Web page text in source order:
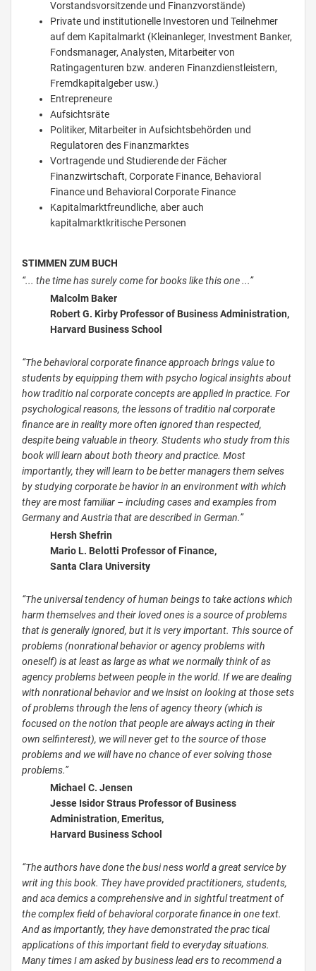
Vorstandsvorsitzende und Finanzvorstände)
Private und institutionelle Investoren und Teilnehmer
auf dem Kapitalmarkt (Kleinanleger, Investment Banker,
Fondsmanager, Analysten, Mitarbeiter von
Ratingagenturen bzw. anderen Finanzdienstleistern,
Fremdkapitalgeber usw.)
Entrepreneure
Aufsichtsräte
Politiker, Mitarbeiter in Aufsichtsbehörden und
Regulatoren des Finanzmarktes
Vortragende und Studierende der Fächer
Finanzwirtschaft, Corporate Finance, Behavioral
Finance und Behavioral Corporate Finance
Kapitalmarktfreundliche, aber auch
kapitalmarktkritische Personen
STIMMEN ZUM BUCH
“... the time has surely come for books like this one ...”
Malcolm Baker
Robert G. Kirby Professor of Business Administration,
Harvard Business School
“The behavioral corporate finance approach brings value to
students by equipping them with psycho­ logical insights about
how traditio­ nal corporate concepts are applied in practice. For
psychological reasons, the lessons of traditio­ nal corporate
finance are in reality more often ignored than respected,
despite being valuable in theory. Students who study from this
book will learn about both theory and practice. Most
importantly, they will learn to be better managers them­ selves
by studying corporate be­ havior in an environment with which
they are most familiar – including cases and examples from
Germany and Austria that are described in German.”
Hersh Shefrin
Mario L. Belotti Professor of Finance,
Santa Clara University
“The universal tendency of human beings to take actions which
harm themselves and their loved ones is a source of problems
that is generally ignored, but it is very important. This source of
problems (non­rational behavior or agency problems with
oneself) is at least as large as what we normally think of as
agency problems between people in the world. If we are dealing
with non­rational behavior and we insist on looking at those sets
of problems through the lens of agency theory (which is
focused on the notion that people are always acting in their
own self­interest), we will never get to the source of those
problems and we will have no chance of ever solving those
problems.”
Michael C. Jensen
Jesse Isidor Straus Professor of Business
Administration, Emeritus,
Harvard Business School
“The authors have done the busi­ ness world a great service by
writ­ ing this book. They have provided practitioners, students,
and aca­ demics a comprehensive and in­ sightful treatment of
the complex field of behavioral corporate finance in one text.
And as importantly, they have demonstrated the prac­ tical
applications of this important field to everyday situations.
Many times I am asked by business lead­ ers to recommend a